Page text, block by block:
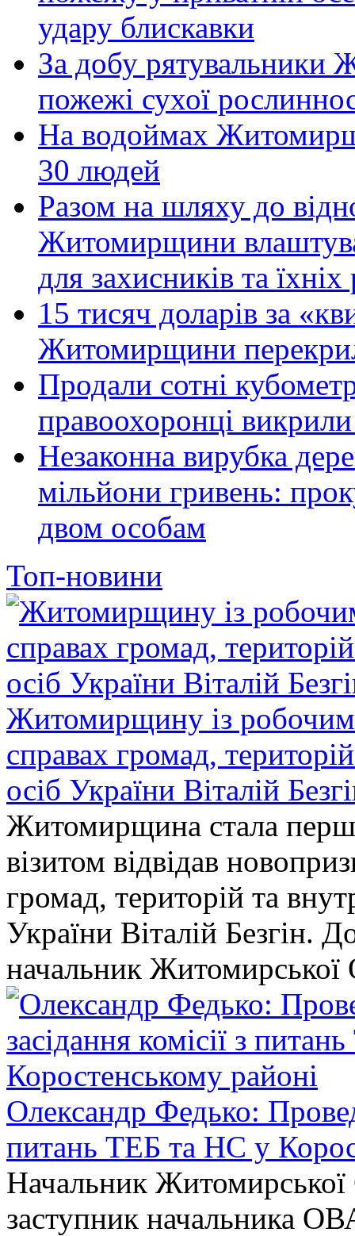
удару блискавки
За добу рятувальники
пожежі сухої
На водоймах
30 людей
Разом на шляху до
Житомирщини
для захисників та
15 тисяч доларів за
Житомирщини
Продали сотні
правоохоронці
Незаконна вирубка
мільйони гривень:
двом особам
Топ-новини
Житомирщину із робочим
справах громад,
осіб України Віталій
Житомирщина стала
візитом відвідав
громад, територій та
України Віталій Безгін.
начальник
Олександр Федько:
питань ТЕБ та НС у
Начальник
заступник начальника